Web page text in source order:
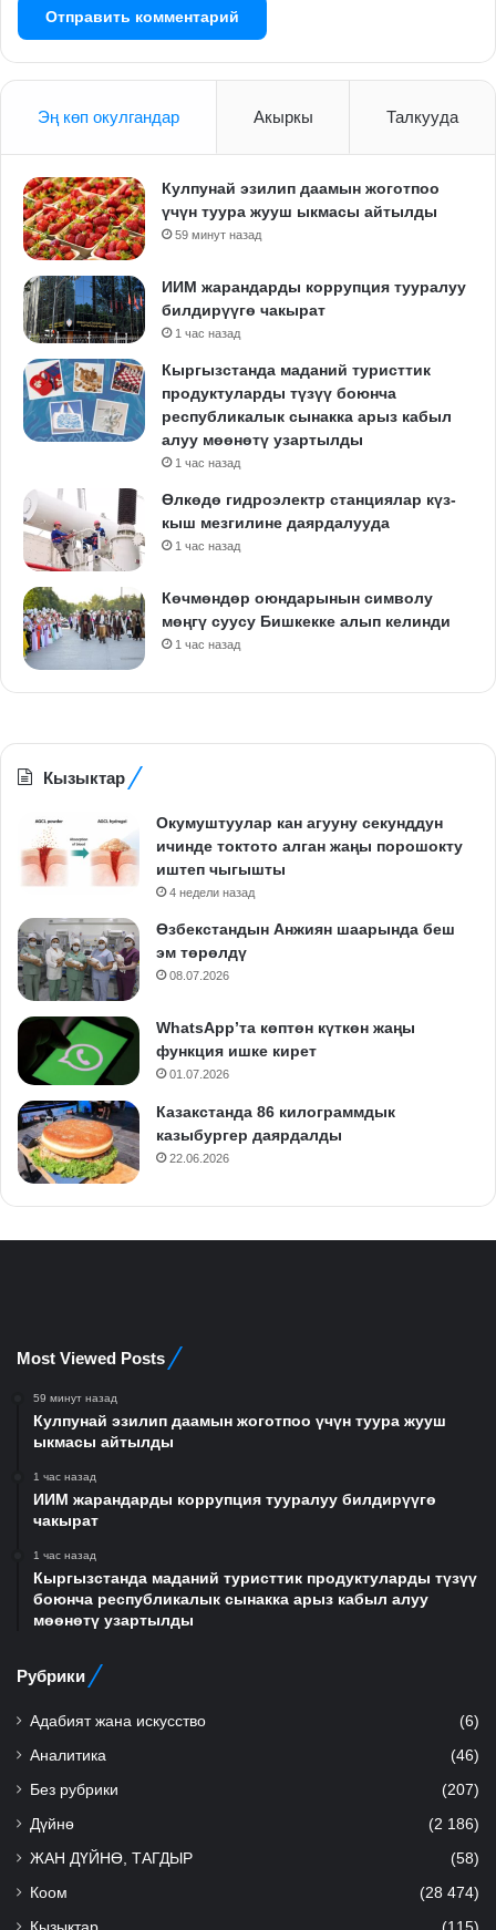
Эң көп окулгандар Акыркы Талкууда
Кулпунай эзилип даамын жоготпоо
үчүн туура жууш ыкмасы айтылды
59 минут назад
ИИМ жарандарды коррупция тууралуу
билдирүүгө чакырат
1 час назад
Кыргызстанда маданий туристтик
продуктуларды түзүү боюнча
республикалык сынакка арыз кабыл
алуу мөөнөтү узартылды
1 час назад
Өлкөдө гидроэлектр станциялар күз-
кыш мезгилине даярдалууда
1 час назад
Көчмөндөр оюндарынын символу
мөңгү суусу Бишкекке алып келинди
1 час назад
Кызыктар
Окумуштуулар кан агууну секунддун
ичинде токтото алган жаңы порошокту
иштеп чыгышты
4 недели назад
Өзбекстандын Анжиян шаарында беш
эм төрөлдү
08.07.2026
WhatsApp’та көптөн күткөн жаңы
функция ишке кирет
01.07.2026
Казакстанда 86 килограммдык
казыбургер даярдалды
22.06.2026
Most Viewed Posts
59 минут назад
Кулпунай эзилип даамын жоготпоо үчүн туура жууш
ыкмасы айтылды
1 час назад
ИИМ жарандарды коррупция тууралуу билдирүүгө
чакырат
1 час назад
Кыргызстанда маданий туристтик продуктуларды түзүү
боюнча республикалык сынакка арыз кабыл алуу
мөөнөтү узартылды
Рубрики
Адабият жана искусство (6)
Аналитика (46)
Без рубрики (207)
Дүйнө (2 186)
ЖАН ДҮЙНӨ, ТАГДЫР (58)
Коом (28 474)